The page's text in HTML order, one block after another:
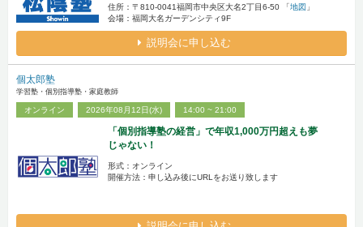
住所：〒810-0041福岡市中央区大名2丁目6-50 「地図 」
会場：福岡大名ガーデンシティ9F
説明会に申し込む
個太郎塾
学習塾・個別指導塾・家庭教師
オンライン 2026年08月12日(水) 14:00 ~ 21:00
「個別指導塾の経営」で年収1,000万円超えも夢
じゃない！
形式：オンライン
開催方法：申し込み後にURLをお送り致します